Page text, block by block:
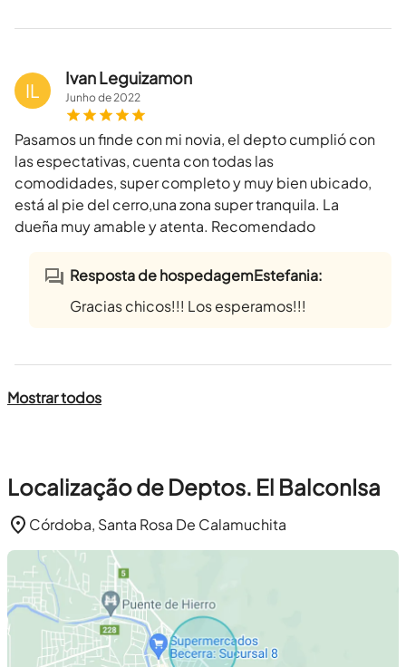
IL
Ivan Leguizamon
Junhode2022
Pasamos un finde con mi novia, el depto cumplió con
las espectativas, cuenta con todas las
comodidades, super completo y muy bien ubicado,
está al pie del cerro,una zona super tranquila. La
dueña muy amable y atenta. Recomendado
Resposta de hospedagemEstefania:
Gracias chicos!!! Los esperamos!!!
Mostrar todos
Localização de Deptos. El BalconIsa
Córdoba, Santa Rosa De Calamuchita